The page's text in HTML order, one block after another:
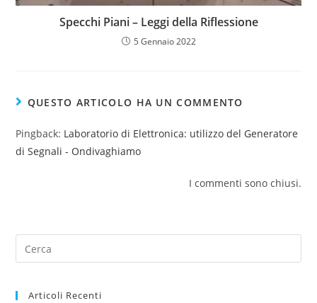
Specchi Piani – Leggi della Riflessione
5 Gennaio 2022
QUESTO ARTICOLO HA UN COMMENTO
Pingback: Laboratorio di Elettronica: utilizzo del Generatore
di Segnali - Ondivaghiamo
I commenti sono chiusi.
Articoli Recenti